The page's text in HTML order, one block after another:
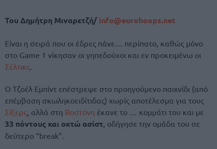
Του Δημήτρη Μιναρετζή/ info@eurohoops.net
Είναι η σειρά που οι έδρες πάνε… περίπατο, καθώς μόνο
στο Game 1 νίκησαν οι γηπεδούχοι και εν προκειμένω οι
Σέλτικς
Ο Τζοέλ Εμπίντ επέστρεψε στο προηγούμενο παιχνίδι (από
επέμβαση σκωληκοειδίτιδας) χωρίς αποτέλεσμα για τους
Σίξερς , αλλά στη Βοστόνη έκανε το … κομμάτι του και με
33 πόντους και οκτώ ασίστ , οδήγησε την ομάδα του σε
δεύτερο “break”.